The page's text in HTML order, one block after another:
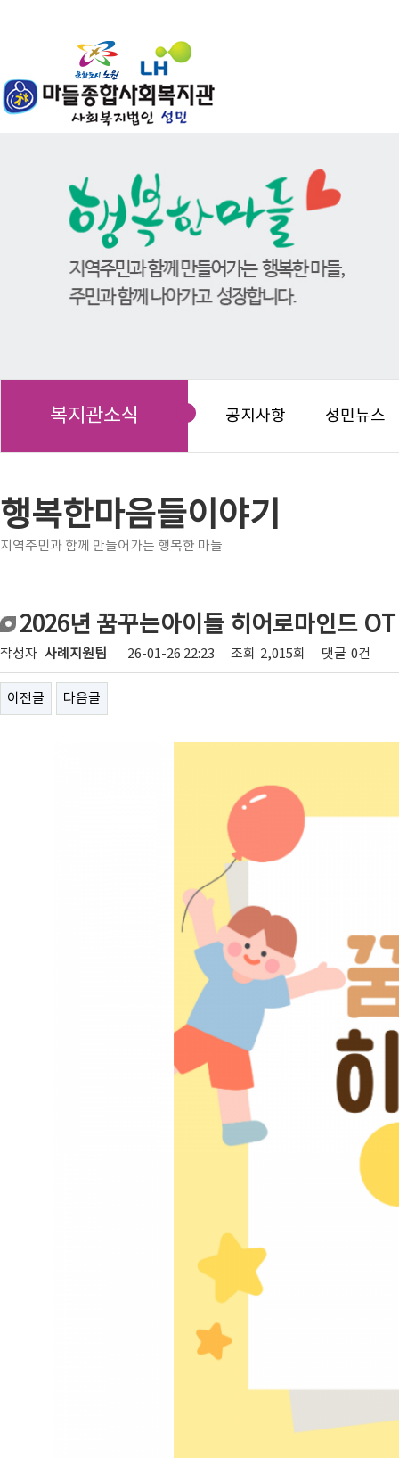
복지관소식 공지사항 성민뉴스
행복한마음들이야기
지역주민과 함께 만들어가는 행복한 마들
2026년 꿈꾸는아이들 히어로마인드 OT
작성자 사례지원팀 26-01-26 22:23 조회 2,015회 댓글 0건
이전글 다음글